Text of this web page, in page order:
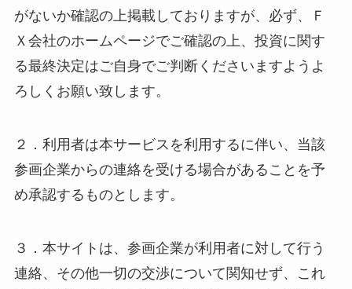
がないか確認の上掲載しておりますが、必ず、Ｆ
Ｘ会社のホームページでご確認の上、投資に関す
る最終決定はご自身でご判断くださいますようよ
ろしくお願い致します。
２．利用者は本サービスを利用するに伴い、当該
参画企業からの連絡を受ける場合があることを予
め承認するものとします。
３．本サイトは、参画企業が利用者に対して行う
連絡、その他一切の交渉について関知せず、これ